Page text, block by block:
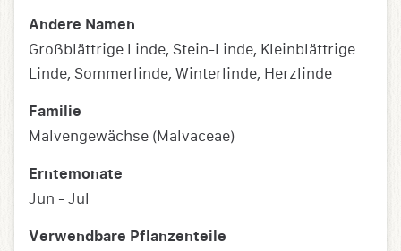
Andere Namen
Großblättrige Linde, Stein-Linde, Kleinblättrige
Linde, Sommerlinde, Winterlinde, Herzlinde
Familie
Malvengewächse (Malvaceae)
Erntemonate
Jun - Jul
Verwendbare Pflanzenteile